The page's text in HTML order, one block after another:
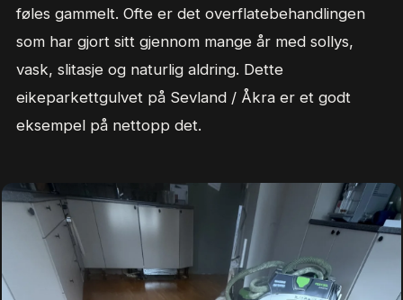
føles gammelt. Ofte er det overflatebehandlingen
som har gjort sitt gjennom mange år med sollys,
vask, slitasje og naturlig aldring. Dette
eikeparkettgulvet på Sevland / Åkra er et godt
eksempel på nettopp det.